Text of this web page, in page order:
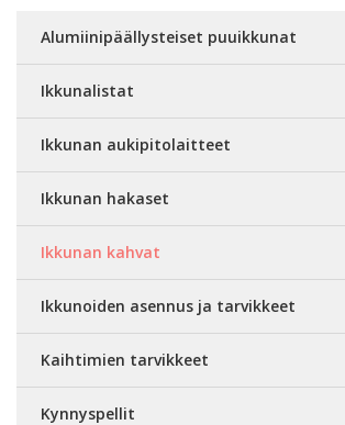
Alumiinipäällysteiset puuikkunat
Ikkunalistat
Ikkunan aukipitolaitteet
Ikkunan hakaset
Ikkunan kahvat
Ikkunoiden asennus ja tarvikkeet
Kaihtimien tarvikkeet
Kynnyspellit